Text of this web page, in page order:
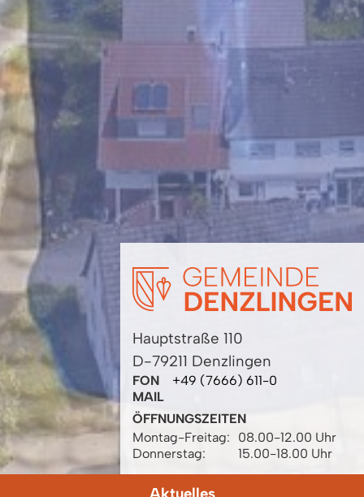
Hauptstraße 110
D-79211 Denzlingen
FON
+49 (7666) 611-0
MAIL
ÖFFNUNGSZEITEN
Montag-Freitag:
08.00-12.00 Uhr
Donnerstag:
15.00-18.00 Uhr